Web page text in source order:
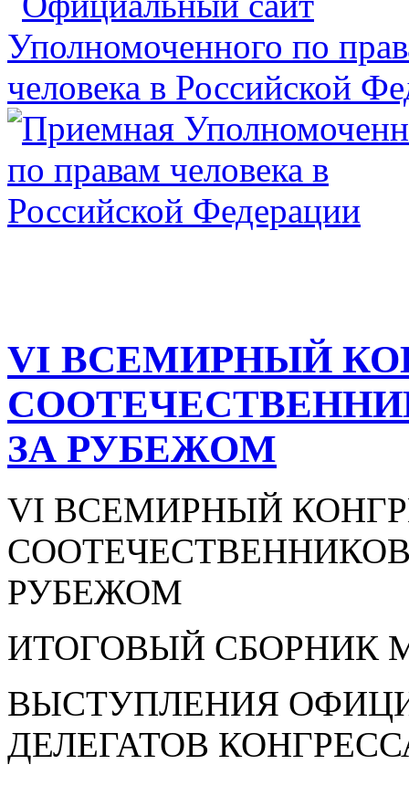
VI ВСЕМИРНЫЙ
ЗА РУБЕЖОМ
VI ВСЕМИРНЫЙ
РУБЕЖОМ
ИТОГОВЫЙ СБОРНИК
ВЫСТУПЛЕНИЯ
ДЕЛЕГАТОВ